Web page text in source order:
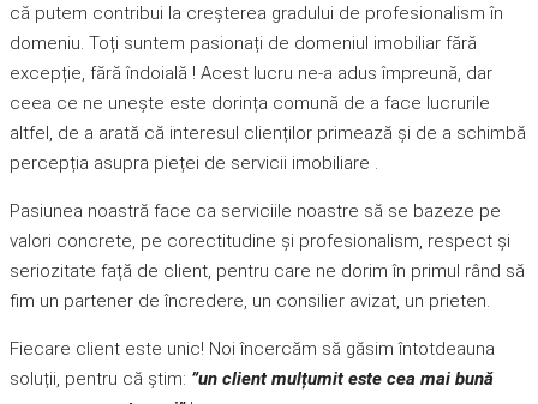
că putem contribui la creșterea gradului de profesionalism în
domeniu. Toți suntem pasionați de domeniul imobiliar fără
excepție, fără îndoială ! Acest lucru ne-a adus împreună, dar
ceea ce ne unește este dorința comună de a face lucrurile
altfel, de a arată că interesul clienților primează și de a schimbă
percepția asupra pieței de servicii imobiliare .
Pasiunea noastră face ca serviciile noastre să se bazeze pe
valori concrete, pe corectitudine și profesionalism, respect și
seriozitate față de client, pentru care ne dorim în primul rând să
fim un partener de încredere, un consilier avizat, un prieten.
Fiecare client este unic! Noi încercăm să găsim întotdeauna
soluții, pentru că știm: ”un client mulțumit este cea mai bună